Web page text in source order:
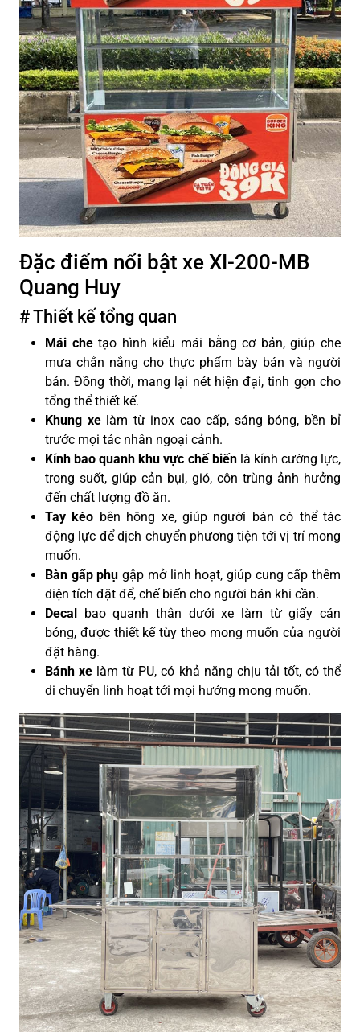
Đặc điểm nổi bật xe XI-200-MB
Quang Huy
# Thiết kế tổng quan
Mái chetạo hình kiểu mái bằng cơ bản, giúp che
mưa chắn nắng cho thực phẩm bày bán và người
bán. Đồng thời, mang lại nét hiện đại, tinh gọn cho
tổng thể thiết kế.
Khung xelàm từ inox cao cấp, sáng bóng, bền bỉ
trước mọi tác nhân ngoại cảnh.
Kính bao quanh khu vực chế biến là kính cường lực,
trong suốt, giúp cản bụi, gió, côn trùng ảnh hưởng
đến chất lượng đồ ăn.
Tay kéo bên hông xe, giúp người bán có thể tác
động lực để dịch chuyển phương tiện tới vị trí mong
muốn.
Bàn gấp phụgập mở linh hoạt, giúp cung cấp thêm
diện tích đặt để, chế biến cho người bán khi cần.
Decal
bao quanh thân dưới xe làm từ giấy cán
bóng, được thiết kế tùy theo mong muốn của người
đặt hàng.
Bánh xe làm từ PU, có khả năng chịu tải tốt, có thể
di chuyển linh hoạt tới mọi hướng mong muốn.